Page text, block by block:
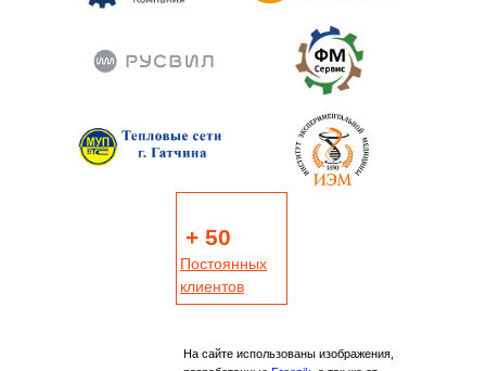
+ 50
Постоянных
клиентов
На сайте использованы изображения,